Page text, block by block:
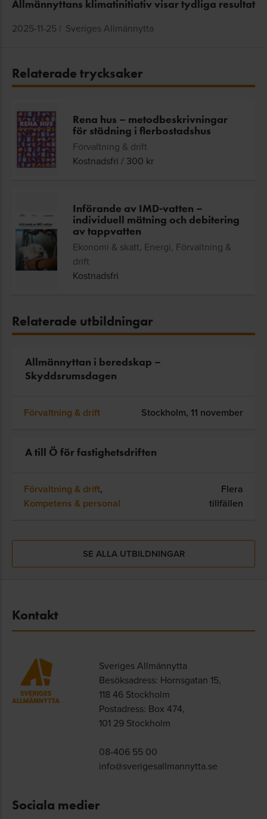
Allmännyttans klimatinitiativ visar tydliga resultat
2025-11-25 | Sveriges Allmännytta
Relaterade trycksaker
Rena hus – metodbeskrivningar
för städning i flerbostadshus
Förvaltning & drift
Kostnadsfri / 300 kr
Införande av IMD-vatten –
individuell mätning och debitering
av tappvatten
Ekonomi & skatt, Energi, Förvaltning &
drift
Kostnadsfri
Relaterade utbildningar
Allmännyttan i beredskap –
Skyddsrumsdagen
Förvaltning & drift Stockholm, 11 november
A till Ö för fastighetsdriften
Förvaltning & drift,
Kompetens & personal
Flera
tillfällen
SE ALLA UTBILDNINGAR
Kontakt
Sveriges Allmännytta
Besöksadress: Hornsgatan 15,
118 46 Stockholm
Postadress: Box 474,
101 29 Stockholm
08-406 55 00
info@sverigesallmannytta.se
Sociala medier